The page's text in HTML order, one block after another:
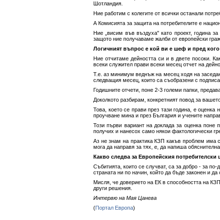
Шотландия.
Ние работим с колегите от всички останали
А Комисията за защита на потребителите е
Ние „висим във въздуха" като проект, година
защото ние получаваме жалби от европейски
Логичният въпрос е кой ви е шеф и пред
Ние отчитаме дейността си и в двете посоки.
всеки служител прави всеки месец отчет на
Т.е. аз минимум веднъж на месец ходя на
следващия месец, които са съобразени с
Годишните отчети, поне 2-3 големи папки,
Доколкото разбирам, конкретният повод за
Това, което се прави през тази година, е
проучване мина и през България и учените
Този първи вариант на доклада за оценка поне
получих и нанесох само някои фактологически
Аз не знам на практика КЗП какъв проблем има
мога да направя за тях, е, да напиша
Какво следва за Европейския потребителски
Събитията, които се случват, са за добро - за
страната ни по начин, който да бъде законен и
Мисля, че доверието на ЕК в способността на
други решения.
Интервю на Мая Цанева
(Портал Европа)